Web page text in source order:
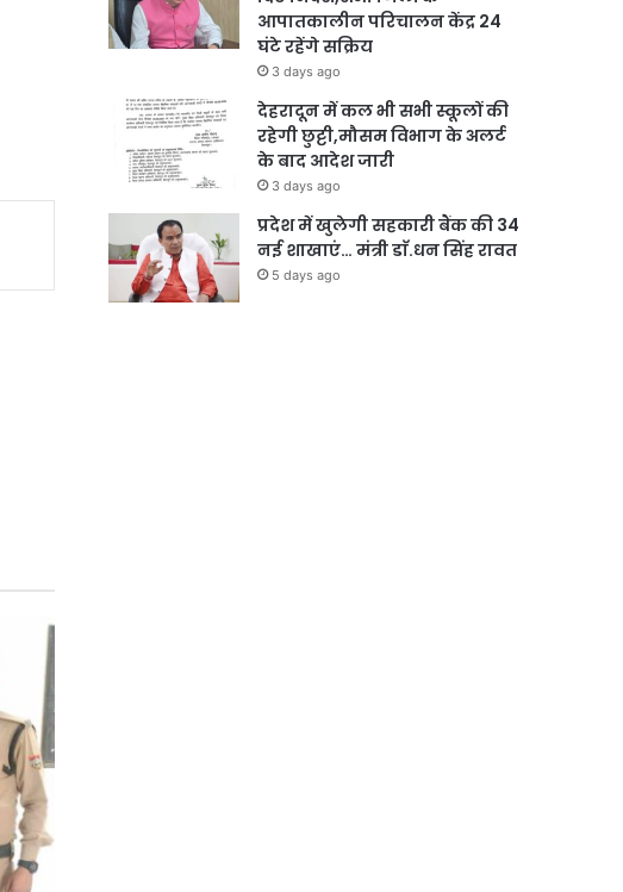
आपातकालीन परिचालन केंद्र 24
घंटे रहेंगे सक्रिय
3 days ago
देहरादून में कल भी सभी स्कूलों की
रहेगी छुट्टी,मौसम विभाग के अलर्ट
के बाद आदेश जारी
3 days ago
प्रदेश में खुलेगी सहकारी बैंक की 34
नई शाखाएं… मंत्री डाॅ.धन सिंह रावत
5 days ago